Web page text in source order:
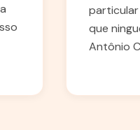
que
Antônio